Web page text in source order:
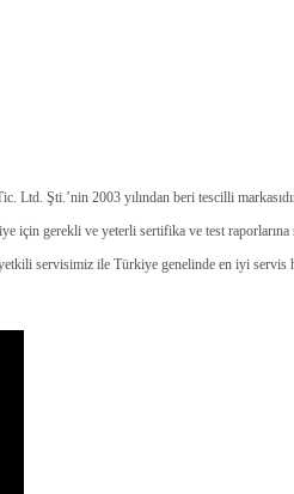
Ltd. Şti.’nin 2003 yılından beri tescilli
için gerekli ve yeterli sertifika ve test raporlarına
servisimiz ile Türkiye genelinde en iyi servis